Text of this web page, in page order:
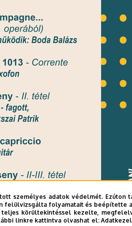
személyes adatok védelmét. Ezúton
felülvizsgálta folyamatait és beépítette
körültekintéssel kezelte,
linkre kattintva olvashat el: